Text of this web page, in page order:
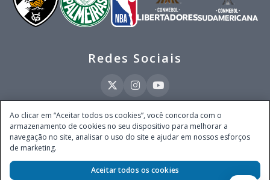
Redes Sociais
Este site é operado pela Ventmear Brasil LTDA (CNPJ 52.868.380/0001-84), com
endereço na Avenida Brigadeiro Faria Lima, nº 4.055, 3º andar, Itaim Bibi, no
Município de São Paulo, Estado de São Paulo, CEP 04538-133, Brasil - empresa
Secretaria de Prêmios e Apostas do Ministério da Fazenda, conforme Portaria nº
Ao clicar em “Aceitar todos os cookies”, você concorda com o
armazenamento de cookies no seu dispositivo para melhorar a
navegação no site, analisar o uso do site e ajudar em nossos esforços
de marketing.
Aceitar todos os cookies